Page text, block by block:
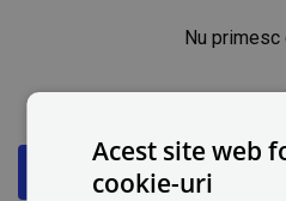
Nu
Acest site web
cookie-uri